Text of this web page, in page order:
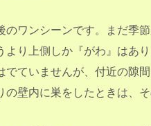
のワンシーンです。まだ季
より上側しか『がわ』はあ
でていませんが、付近の隙
の壁内に巣をしたときは、